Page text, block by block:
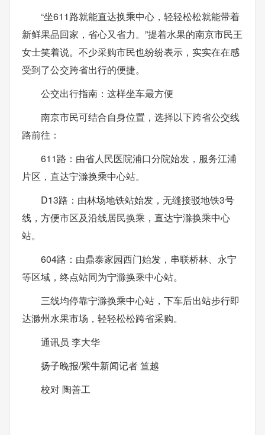
“坐611路就能直达换乘中心，轻轻松松就能带着
新鲜果品回家，省心又省力。”提着水果的南京市民王
女士笑着说。不少采购市民也纷纷表示，实实在在感
受到了公交跨省出行的便捷。
公交出行指南：这样坐车最方便
南京市民可结合自身位置，选择以下跨省公交线
路前往：
611路：由省人民医院浦口分院始发，服务江浦
片区，直达宁滁换乘中心站。
D13路：由林场地铁站始发，无缝接驳地铁3号
线，方便市区及沿线居民换乘，直达宁滁换乘中心
站。
604路：由鼎泰家园西门始发，串联桥林、永宁
等区域，终点站同为宁滁换乘中心站。
三线均停靠宁滁换乘中心站，下车后出站步行即
达滁州水果市场，轻轻松松跨省采购。
通讯员 李大华
扬子晚报/紫牛新闻记者 笪越
校对 陶善工